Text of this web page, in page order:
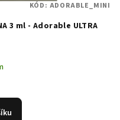
3 ml - Adorable ULTRA
KÓD: ADORABLE_MINI